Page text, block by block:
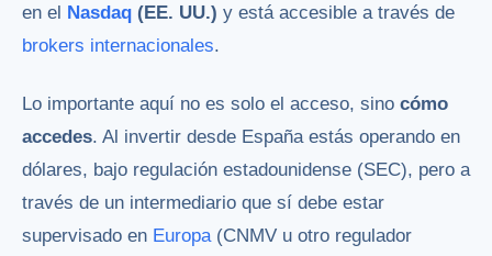
en el Nasdaq (EE. UU.) y está accesible a través de
brokers internacionales.
Lo importante aquí no es solo el acceso, sino cómo
accedes. Al invertir desde España estás operando en
dólares, bajo regulación estadounidense (SEC), pero a
través de un intermediario que sí debe estar
supervisado en Europa (CNMV u otro regulador